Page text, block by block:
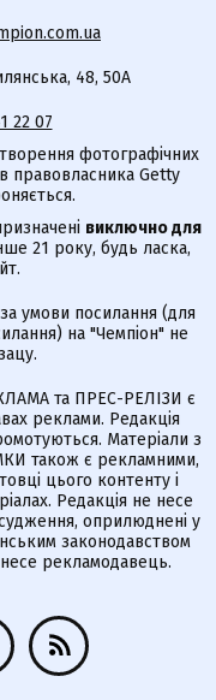
48, 50А
22 07
фотографічних
правовласника Getty
виключно для
21 року, будь ласка,
умови посилання (для
на "Чемпіон" не
та ПРЕС-РЕЛІЗИ є
реклами. Редакція
Матеріали з
також є рекламними,
цього контенту і
Редакція не несе
судження, оприлюднені у
законодавством
несе рекламодавець.